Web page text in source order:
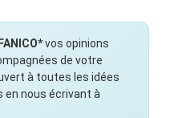
FANICO*vos opinions
de votre
à toutes les idées
en nous écrivant à